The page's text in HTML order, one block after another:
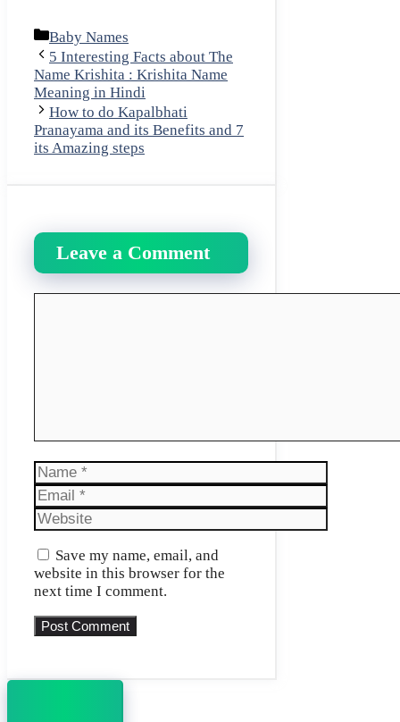
Categories
Baby Names
5 Interesting Facts about The
Name Krishita : Krishita Name
Meaning in Hindi
How to do Kapalbhati
Pranayama and its Benefits and 7
its Amazing steps
Leave a Comment
Name
Email
Website
Save my name, email, and
website in this browser for the
next time I comment.